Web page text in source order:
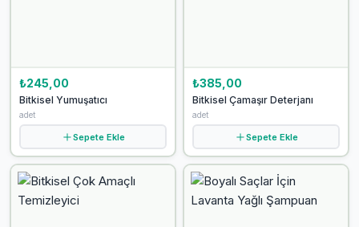
₺245,00
Bitkisel Yumuşatıcı
adet
Sepete Ekle
₺385,00
Bitkisel Çamaşır Deterjanı
adet
Sepete Ekle